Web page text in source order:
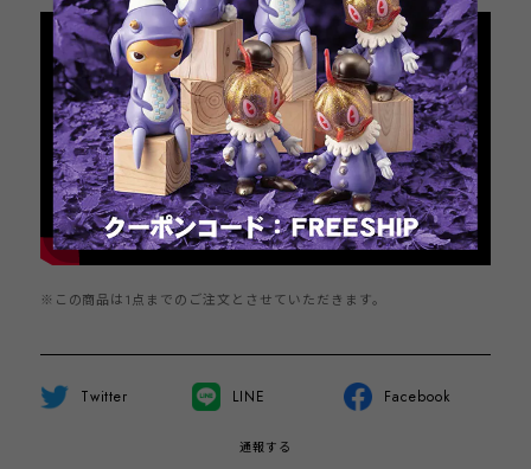
※この商品は1点までのご注文とさせていただきます。
Twitter LINE Facebook
通報する